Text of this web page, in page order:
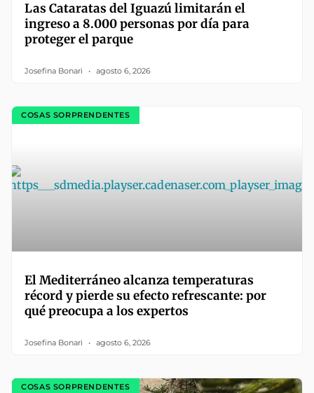
Las Cataratas del Iguazú limitarán el
ingreso a 8.000 personas por día para
proteger el parque
Josefina Bonari agosto 6, 2026
COSAS SORPRENDENTES
El Mediterráneo alcanza temperaturas
récord y pierde su efecto refrescante: por
qué preocupa a los expertos
Josefina Bonari agosto 6, 2026
COSAS SORPRENDENTES